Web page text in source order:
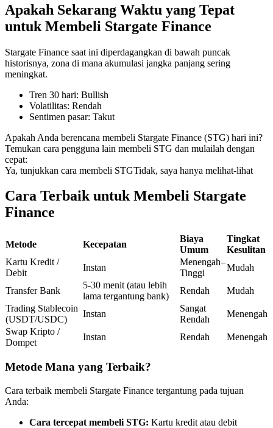
USDC Berjangka
Kontrak berjangka menggunakan USDC sebagai jaminannya
Apakah Sekarang Waktu yang Tepat
untuk Membeli Stargate Finance
Stargate Finance saat ini diperdagangkan di bawah puncak
historisnya, zona di mana akumulasi jangka panjang sering
meningkat.
Tren 30 hari: Bullish
Volatilitas: Rendah
Sentimen pasar: Takut
Apakah Anda berencana membeli Stargate Finance (STG) hari ini?
Temukan cara pengguna lain membeli STG dan mulailah dengan
cepat:
Ya, tunjukkan cara membeli STGTidak, saya hanya melihat-lihat
Cara Terbaik untuk Membeli Stargate
Finance
Metode Kecepatan
Biaya
Umum
Tingkat
Kesulitan
Kartu Kredit /
Debit
Instan
Menengah–
Tinggi
Mudah
Transfer Bank
5-30 menit (atau lebih
lama tergantung bank)
Rendah
Mudah
Trading Stablecoin
(USDT/USDC)
Instan
Sangat
Rendah
Menengah
Swap Kripto /
Dompet
Instan Rendah Menengah
Metode Mana yang Terbaik?
Cara terbaik membeli Stargate Finance tergantung pada tujuan
Anda:
Cara tercepat membeli STG: Kartu kredit atau debit